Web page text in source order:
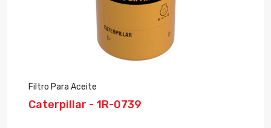
Filtro Para Aceite
Caterpillar - 1R-0739